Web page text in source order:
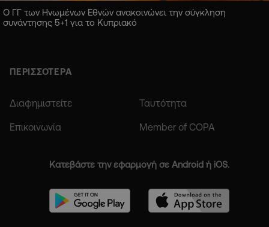
Ο ΓΓ των Ηνωμένων Εθνών ανακοινώνει την σύγκληση
συνάντησης 5+1 για το Κυπριακό
ΠΕΡΙΣΣΟΤΕΡΑ
Διαφημιστείτε Ταυτότητα
Επικοινωνία Member of COPA
Κατεβάστε την εφαρμογή σε Android ή iOS.